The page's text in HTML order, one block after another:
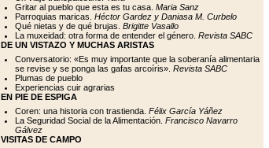
Gritar al pueblo que esta es tu casa. Maria Sanz
Parroquias maricas. Héctor Gardez y Daniasa M. Curbelo
Qué nietas y de qué brujas. Brigitte Vasallo
La muxeidad: otra forma de entender el género. Revista SABC
DE UN VISTAZO Y MUCHAS ARISTAS
Conversatorio: «Es muy importante que la soberanía alimentaria
se revise y se ponga las gafas arcoíris». Revista SABC
Plumas de pueblo
Experiencias cuir agrarias
EN PIE DE ESPIGA
Coren: una historia con trastienda. Félix García Yáñez
La Seguridad Social de la Alimentación. Francisco Navarro
Gálvez
VISITAS DE CAMPO